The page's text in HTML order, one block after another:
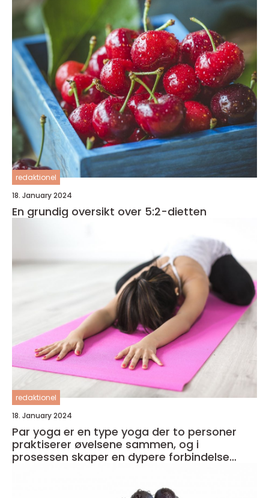
redaktionel
18. January 2024
En grundig oversikt over 5:2-dietten
redaktionel
18. January 2024
Par yoga er en type yoga der to personer
praktiserer øvelsene sammen, og i
prosessen skaper en dypere forbindelse